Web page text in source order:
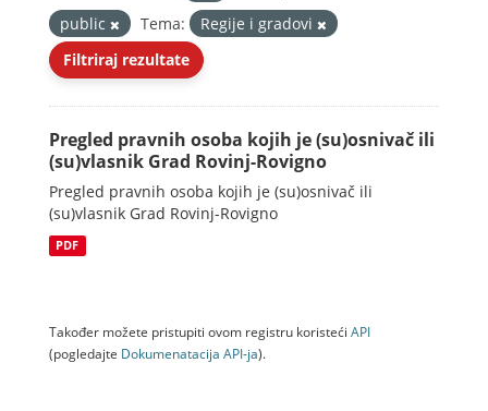
public
Tema:
Regije i gradovi
Filtriraj rezultate
Pregled pravnih osoba kojih je (su)osnivač ili
(su)vlasnik Grad Rovinj-Rovigno
Pregled pravnih osoba kojih je (su)osnivač ili
(su)vlasnik Grad Rovinj-Rovigno
PDF
Također možete pristupiti ovom registru koristeći API
(pogledajte Dokumenаtаcijа API-jа).